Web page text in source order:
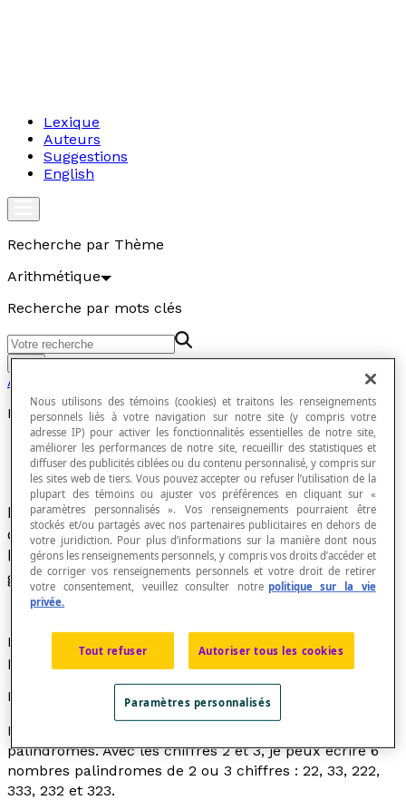
Lexique
Auteurs
Suggestions
English
Recherche par Thème
Arithmétique
Recherche par mots clés
Aller
Arithmétique
Nombre palindrome
Nombre qui peut se lire dans les deux sens,
c'est-à-dire que la séquence de ses chiffres est
la même lorsqu'il est lu de droite à gauche ou de
gauche à droite.
Dans le langage courant, on trouve des mots
palindromes, comme NON, ANNA, LAVAL et SELLES.
Exemples
Les nombres 66, 161, 1441 et 580 085 sont des nombres
palindromes. Avec les chiffres 2 et 3, je peux écrire 6
nombres palindromes de 2 ou 3 chiffres : 22, 33, 222,
333, 232 et 323.
Nous utilisons des témoins (cookies) et traitons les renseignements
personnels liés à votre navigation sur notre site (y compris votre
adresse IP) pour activer les fonctionnalités essentielles de notre site,
améliorer les performances de notre site, recueillir des statistiques et
diffuser des publicités ciblées ou du contenu personnalisé, y compris sur
les sites web de tiers. Vous pouvez accepter ou refuser l’utilisation de la
plupart des témoins ou ajuster vos préférences en cliquant sur «
paramètres personnalisés ». Vos renseignements pourraient être
stockés et/ou partagés avec nos partenaires publicitaires en dehors de
votre juridiction. Pour plus d’informations sur la manière dont nous
gérons les renseignements personnels, y compris vos droits d’accéder et
de corriger vos renseignements personnels et votre droit de retirer
votre consentement, veuillez consulter notre politique sur la vie
privée.
Tout refuser Autoriser tous les cookies
Paramètres personnalisés